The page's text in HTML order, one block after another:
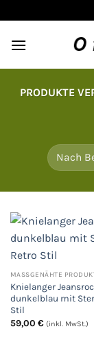
Inhalt
springen
PRODUKTE
MASSGENÄHTE
Knielanger
dunkelblau mit
Stil
59,00 € (inkl. MwSt.)